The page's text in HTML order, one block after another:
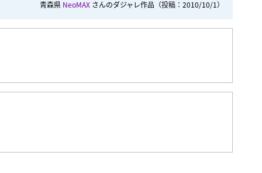
青森県 NeoMAX さんのダジャレ作品 （投稿：2010/10/1）